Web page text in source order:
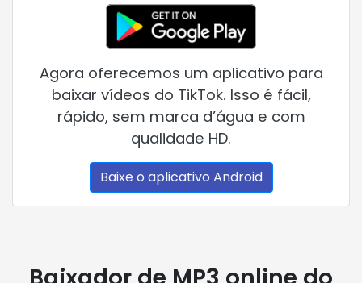
Agora oferecemos um aplicativo para
baixar vídeos do TikTok. Isso é fácil,
rápido, sem marca d’água e com
qualidade HD.
Baixe o aplicativo Android